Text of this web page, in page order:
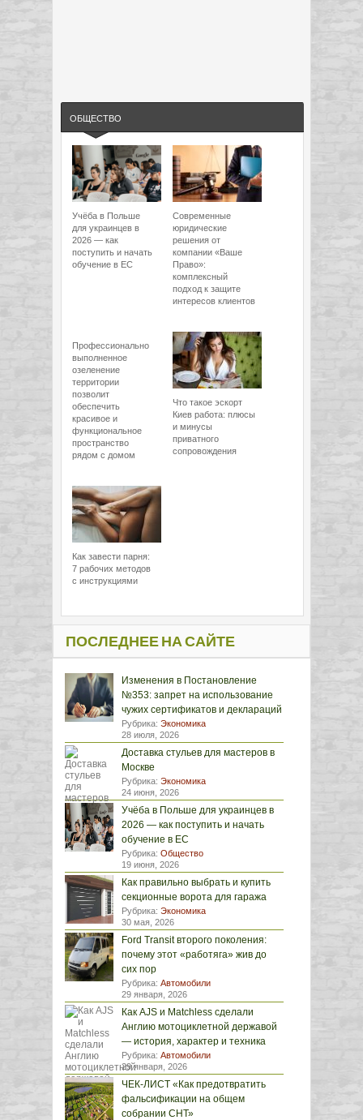
ОБЩЕСТВО
Учёба в Польше
для украинцев в
2026 — как
поступить и начать
обучение в ЕС
Современные
юридические
решения от
компании «Ваше
Право»:
комплексный
подход к защите
интересов клиентов
Профессионально
выполненное
озеленение
территории
позволит
обеспечить
красивое и
функциональное
пространство
рядом с домом
Что такое эскорт
Киев работа: плюсы
и минусы
приватного
сопровождения
Как завести парня:
7 рабочих методов
с инструкциями
ПОСЛЕДНЕЕ НА САЙТЕ
Изменения в Постановление
№353: запрет на использование
чужих сертификатов и деклараций
Рубрика: Экономика
28 июля, 2026
Доставка стульев для мастеров в
Москве
Рубрика: Экономика
24 июня, 2026
Учёба в Польше для украинцев в
2026 — как поступить и начать
обучение в ЕС
Рубрика: Общество
19 июня, 2026
Как правильно выбрать и купить
секционные ворота для гаража
Рубрика: Экономика
30 мая, 2026
Ford Transit второго поколения:
почему этот «работяга» жив до
сих пор
Рубрика: Автомобили
29 января, 2026
Как AJS и Matchless сделали
Англию мотоциклетной державой
— история, характер и техника
Рубрика: Автомобили
29 января, 2026
ЧЕК-ЛИСТ «Как предотвратить
фальсификации на общем
собрании СНТ»